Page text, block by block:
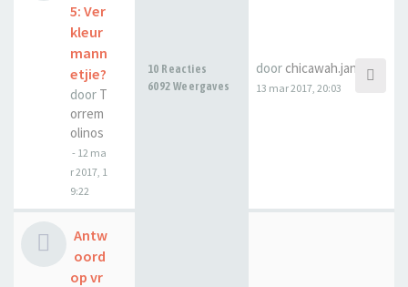
5: Ver
kleur
mann
etjie?
door T
orrem
olinos
- 12 ma
r 2017, 1
9:22
10 Reacties
6092 Weergaves
door chicawah.janssen
13 mar 2017, 20:03
Antw
oord
op vr